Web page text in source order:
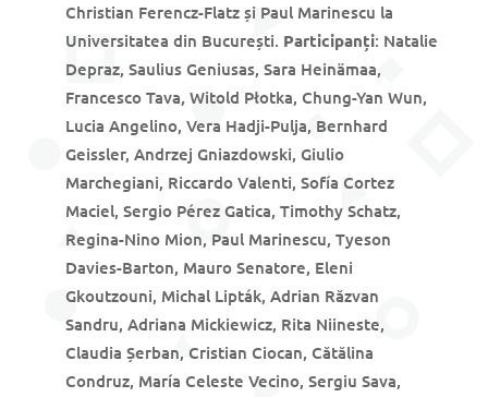
Christian Ferencz-Flatz și Paul Marinescu la
Universitatea din București. Participanți: Natalie
Depraz, Saulius Geniusas, Sara Heinämaa,
Francesco Tava, Witold Płotka, Chung-Yan Wun,
Lucia Angelino, Vera Hadji-Pulja, Bernhard
Geissler, Andrzej Gniazdowski, Giulio
Marchegiani, Riccardo Valenti, Sofía Cortez
Maciel, Sergio Pérez Gatica, Timothy Schatz,
Regina-Nino Mion, Paul Marinescu, Tyeson
Davies-Barton, Mauro Senatore, Eleni
Gkoutzouni, Michal Lipták, Adrian Răzvan
Sandru, Adriana Mickiewicz, Rita Niineste,
Claudia Șerban, Cristian Ciocan, Cătălina
Condruz, María Celeste Vecino, Sergiu Sava,